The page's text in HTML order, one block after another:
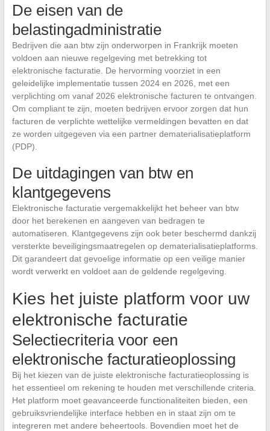
De eisen van de
belastingadministratie
Bedrijven die aan btw zijn onderworpen in Frankrijk moeten
voldoen aan nieuwe regelgeving met betrekking tot
elektronische facturatie. De hervorming voorziet in een
geleidelijke implementatie tussen 2024 en 2026, met een
verplichting om vanaf 2026 elektronische facturen te ontvangen.
Om compliant te zijn, moeten bedrijven ervoor zorgen dat hun
facturen de verplichte wettelijke vermeldingen bevatten en dat
ze worden uitgegeven via een partner dematerialisatieplatform
(PDP).
De uitdagingen van btw en
klantgegevens
Elektronische facturatie vergemakkelijkt het beheer van btw
door het berekenen en aangeven van bedragen te
automatiseren. Klantgegevens zijn ook beter beschermd dankzij
versterkte beveiligingsmaatregelen op dematerialisatieplatforms.
Dit garandeert dat gevoelige informatie op een veilige manier
wordt verwerkt en voldoet aan de geldende regelgeving.
Kies het juiste platform voor uw
elektronische facturatie
Selectiecriteria voor een
elektronische facturatieoplossing
Bij het kiezen van de juiste elektronische facturatieoplossing is
het essentieel om rekening te houden met verschillende criteria.
Het platform moet geavanceerde functionaliteiten bieden, een
gebruiksvriendelijke interface hebben en in staat zijn om te
integreren met andere beheertools. Bovendien moet het de